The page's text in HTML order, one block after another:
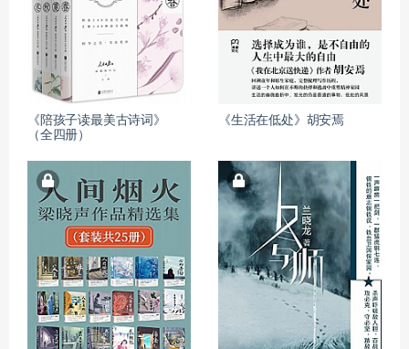
《陪孩子读最美古诗词》
（全四册）
《生活在低处》胡安焉